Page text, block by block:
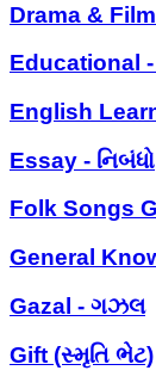
Drama &
Educational -
English
Essay - નિબંધો
Folk Songs
General
Gazal - ગઝલ
Gift (સ્મૃતિ ભેટ)